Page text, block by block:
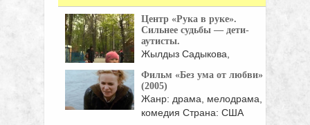
Центр «Рука в руке».
Сильнее судьбы — дети-
аутисты.
Жылдыз Садыкова,
руке", ...
Фильм «Без ума от любви»
(2005)
Жанр: драма, мелодрама,
комедия Страна: США